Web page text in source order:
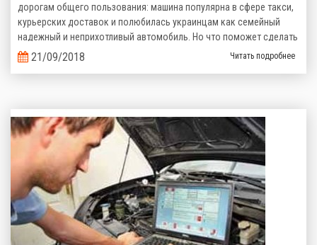
дорогам общего пользования: машина популярна в сфере такси,
курьерских доставок и полюбилась украинцам как семейный
надежный и неприхотливый автомобиль. Но что поможет сделать
его эксплуатацию еще более выгодной? Верно, комплект
газобаллонного оборудования, которое сэкономит кучу денег на
21/09/2018 Читать подробнее